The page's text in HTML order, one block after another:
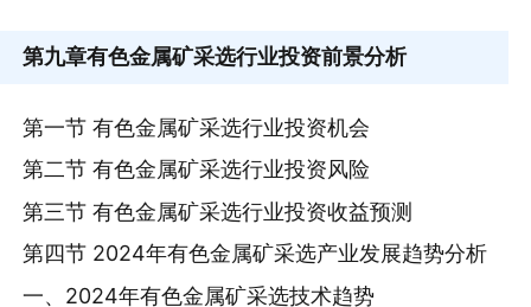
第九章有色金属矿采选行业投资前景分析
第一节 有色金属矿采选行业投资机会
第二节 有色金属矿采选行业投资风险
第三节 有色金属矿采选行业投资收益预测
第四节 2024年有色金属矿采选产业发展趋势分析
一、2024年有色金属矿采选技术趋势